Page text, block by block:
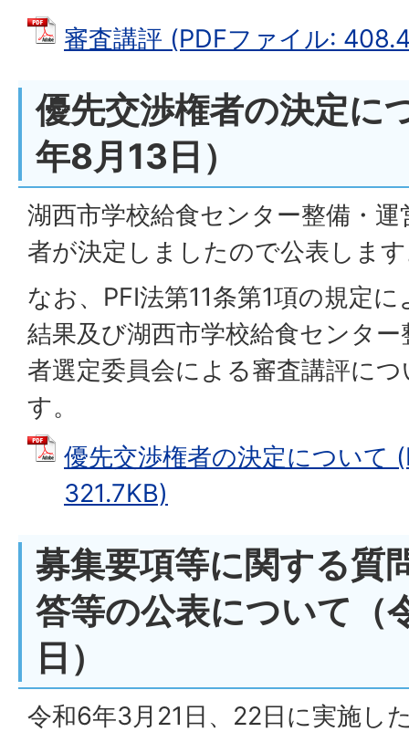
審査講評 (PDFファイル:
優先交渉権者の決定に
年8月13日）
湖西市学校給食センター整備・
者が決定しましたので公表しま
なお、PFI法第11条第1項の規定
結果及び湖西市学校給食センタ
者選定委員会による審査講評に
す。
優先交渉権者の決定について
321.7KB)
募集要項等に関する質
答等の公表について（
日）
令和6年3月21日、22日に実施し